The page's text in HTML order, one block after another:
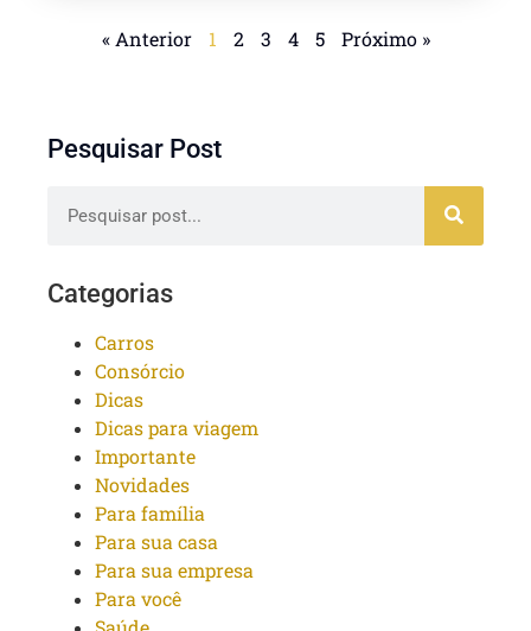
« Anterior 1 2 3 4 5 Próximo »
Pesquisar Post
Categorias
Carros
Consórcio
Dicas
Dicas para viagem
Importante
Novidades
Para família
Para sua casa
Para sua empresa
Para você